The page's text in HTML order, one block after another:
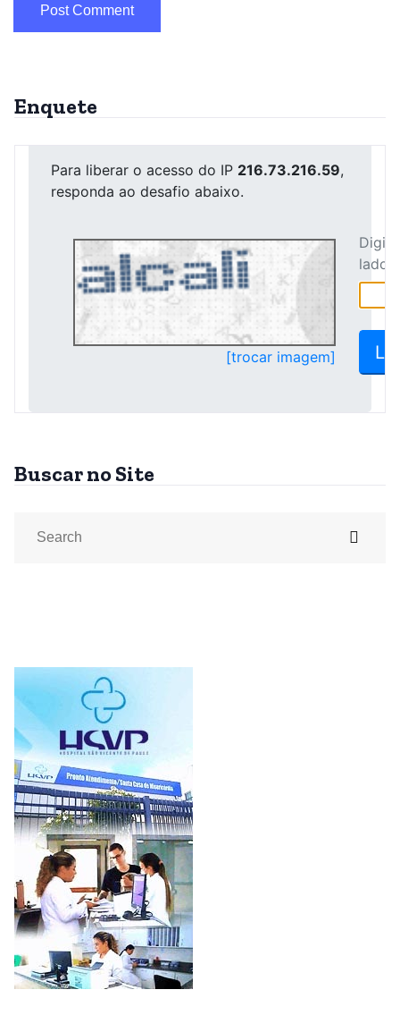
Enquete
Buscar no Site